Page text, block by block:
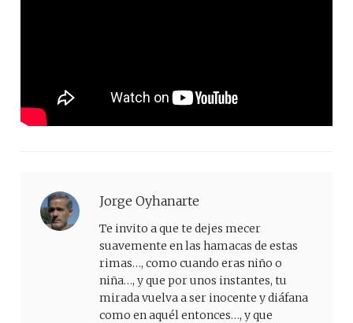
Jorge Oyhanarte
Te invito a que te dejes mecer
suavemente en las hamacas de estas
rimas…, como cuando eras niño o
niña…, y que por unos instantes, tu
mirada vuelva a ser inocente y diáfana
como en aquél entonces…, y que